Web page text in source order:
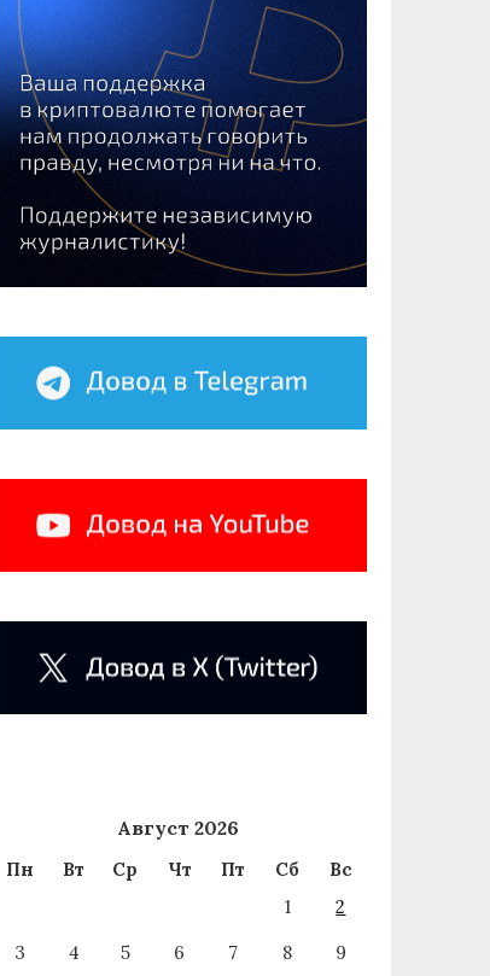
Август 2026
Пн Вт Ср Чт Пт Сб
Вс
1
2
3
4 5 6 7 8
9